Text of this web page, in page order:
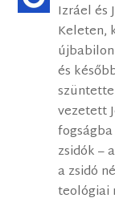
Izráel és
Keleten,
és
vezetett
zsidók –
a zsidó
teológiai